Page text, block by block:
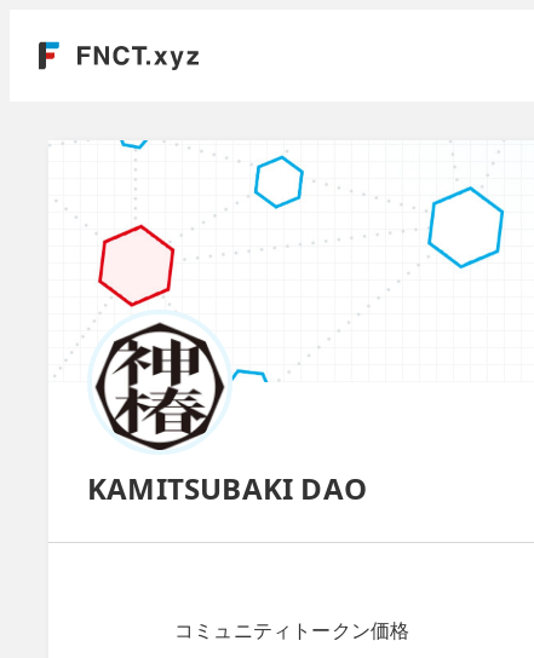
KAMITSUBAKI DAO
コミュニティトークン価格